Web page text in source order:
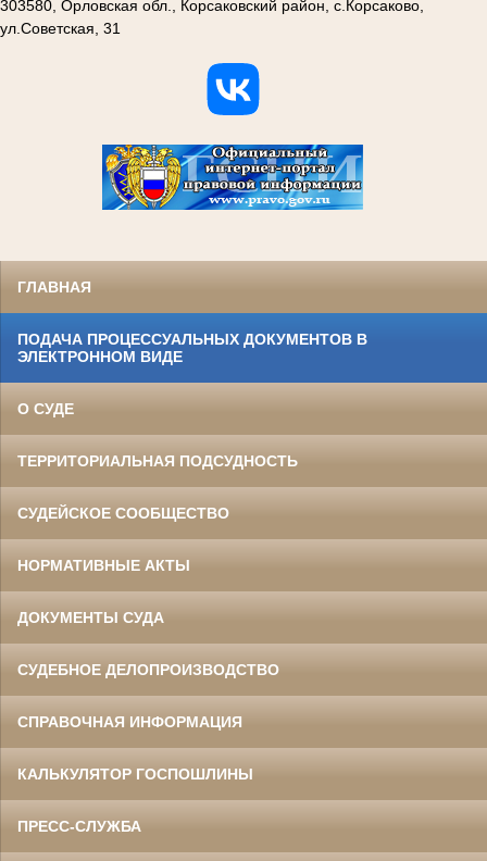
303580, Орловская обл., Корсаковский район, с.Корсаково,
ул.Советская, 31
ГЛАВНАЯ
ПОДАЧА ПРОЦЕССУАЛЬНЫХ ДОКУМЕНТОВ В
ЭЛЕКТРОННОМ ВИДЕ
О СУДЕ
ТЕРРИТОРИАЛЬНАЯ ПОДСУДНОСТЬ
СУДЕЙСКОЕ СООБЩЕСТВО
НОРМАТИВНЫЕ АКТЫ
ДОКУМЕНТЫ СУДА
СУДЕБНОЕ ДЕЛОПРОИЗВОДСТВО
СПРАВОЧНАЯ ИНФОРМАЦИЯ
КАЛЬКУЛЯТОР ГОСПОШЛИНЫ
ПРЕСС-СЛУЖБА